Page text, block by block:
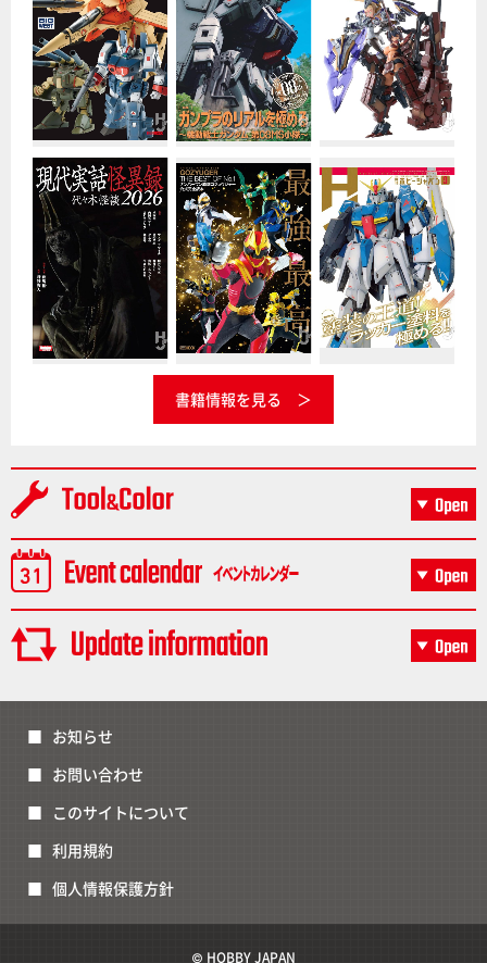
書籍情報を見る
お知らせ
お問い合わせ
このサイトについて
利用規約
個人情報保護方針
© HOBBY JAPAN